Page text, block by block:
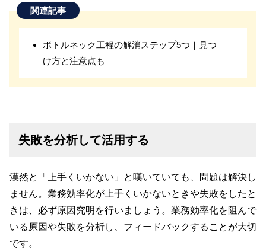
関連記事
ボトルネック工程の解消ステップ5つ｜見つ
け方と注意点も
失敗を分析して活用する
漠然と「上手くいかない」と嘆いていても、問題は解決し
ません。業務効率化が上手くいかないときや失敗をしたと
きは、必ず原因究明を行いましょう。業務効率化を阻んで
いる原因や失敗を分析し、フィードバックすることが大切
です。